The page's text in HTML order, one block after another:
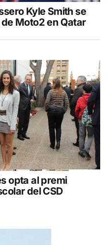
Kyle Smith se
Moto2 en Qatar
opta al premi
del CSD